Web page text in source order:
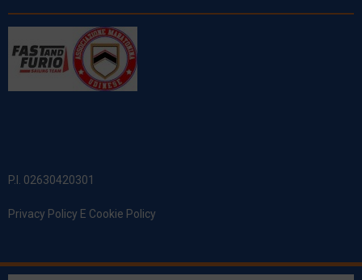
P.I. 02630420301
Privacy Policy E Cookie Policy